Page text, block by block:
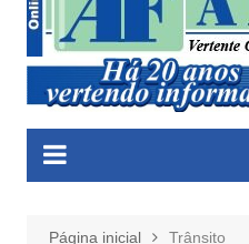
Página inicial Trânsito